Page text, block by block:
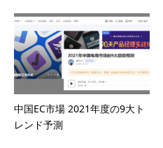
中国EC市場 2021年度の9大ト
レンド予測